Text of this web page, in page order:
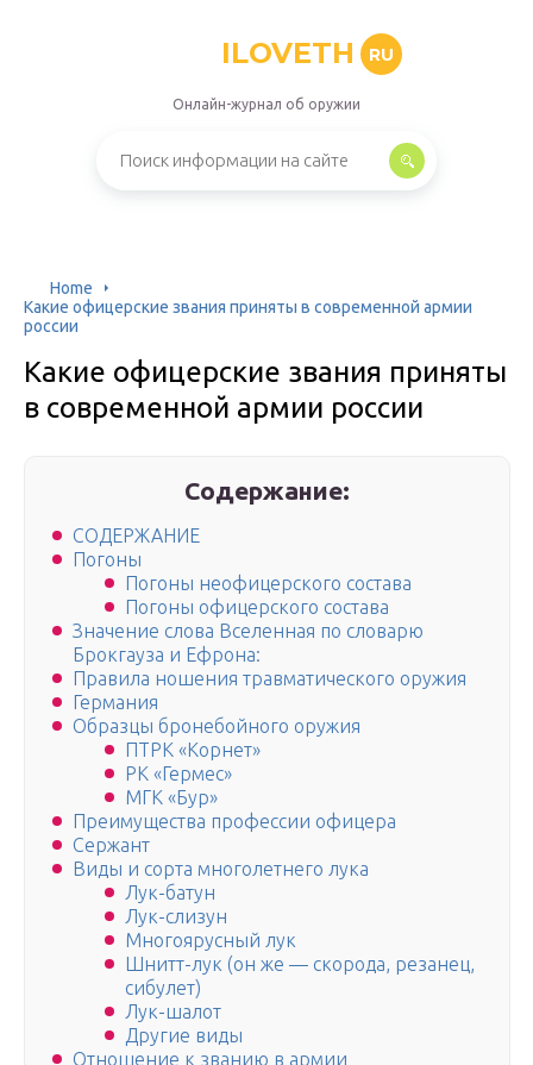
ILOVETH RU
Онлайн-журнал об оружии
Home
Какие офицерские звания приняты в современной армии
россии
Какие офицерские звания приняты
в современной армии россии
Содержание:
СОДЕРЖАНИЕ
Погоны
Погоны неофицерского состава
Погоны офицерского состава
Значение слова Вселенная по словарю
Брокгауза и Ефрона:
Правила ношения травматического оружия
Германия
Образцы бронебойного оружия
ПТРК «Корнет»
РК «Гермес»
МГК «Бур»
Преимущества профессии офицера
Сержант
Виды и сорта многолетнего лука
Лук-батун
Лук-слизун
Многоярусный лук
Шнитт-лук (он же — скорода, резанец,
сибулет)
Лук-шалот
Другие виды
Отношение к званию в армии